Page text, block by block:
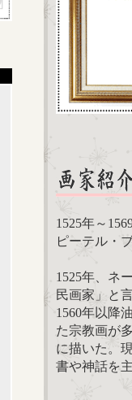
1525年～
ピーテル・
1525年、ネ
民画家」と
1560年以降
た宗教画が
に描いた。
書や神話を